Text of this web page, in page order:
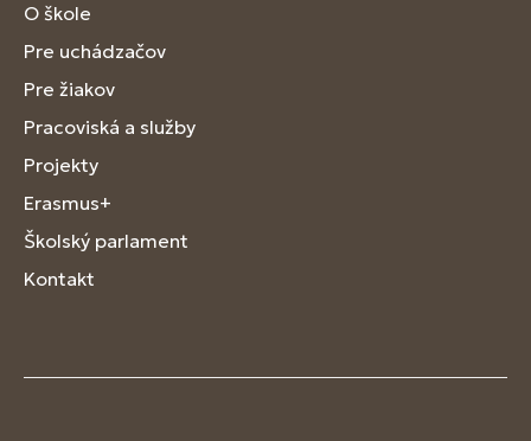
O škole
Pre uchádzačov
Pre žiakov
Pracoviská a služby
Projekty
Erasmus+
Školský parlament
Kontakt